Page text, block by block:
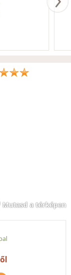
Mutasd a térképen